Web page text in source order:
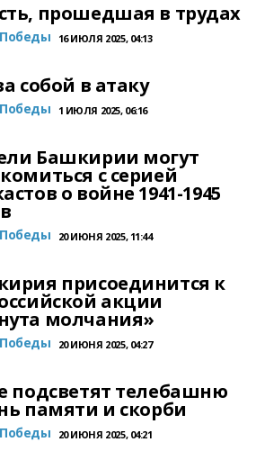
прошедшая в трудах
16 ИЮЛЯ 2025, 04:13
собой в атаку
1 ИЮЛЯ 2025, 06:16
Башкирии могут
с серией
о войне 1941-1945
20 ИЮНЯ 2025, 11:44
присоединится к
акции
молчания»
20 ИЮНЯ 2025, 04:27
подсветят телебашню
памяти и скорби
20 ИЮНЯ 2025, 04:21